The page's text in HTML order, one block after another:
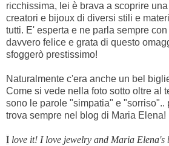
ricchissima, lei è brava a scoprire
creatori e bijoux di diversi stili e
tutti. E' esperta e ne parla sempre
davvero felice e grata di questo
sfoggerò prestissimo!
Naturalmente c'era anche un bel
Come si vede nella foto sotto oltre al
sono le parole "simpatia" e "sorriso"..
trova sempre nel blog di Maria Elena!
I love it! I love jewelry and Maria Elena's